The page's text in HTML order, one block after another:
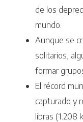
de los
mundo.
Aunque se
solitarios,
formar
El récord
capturado y
libras (1.208